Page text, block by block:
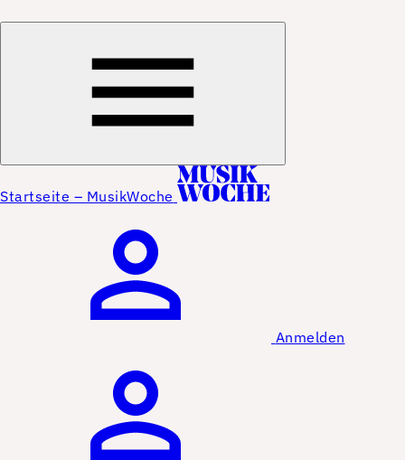
Startseite – MusikWoche
Anmelden